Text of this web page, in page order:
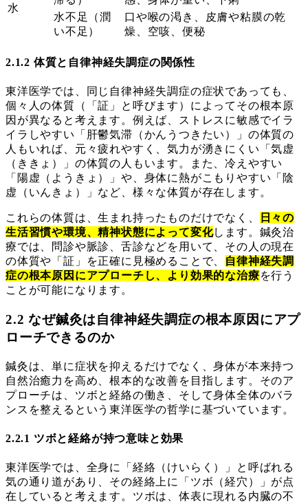
水
水不足（潤
い不足）
口や喉の渇き、皮膚や粘膜の乾
燥、空咳、便秘
2.1.2 体質と自律神経失調症の関係性
東洋医学では、同じ自律神経失調症の症状であっても、
個々人の体質（「証」と呼びます）によってその根本原
因が異なると考えます。例えば、ストレスに敏感でイラ
イラしやすい「肝鬱気滞（かんうつきたい）」の体質の
人もいれば、元々疲れやすく、気力が湧きにくい「気虚
（ききょ）」の体質の人もいます。また、冷えやすい
「陽虚（ようきょ）」や、身体に熱がこもりやすい「陰
虚（いんきょ）」など、様々な体質が存在します。
これらの体質は、生まれ持ったものだけでなく、
日々の
生活習慣や環境、精神状態によって変化します。鍼灸治
療では、問診や脈診、舌診などを用いて、その人の現在
の体質や「証」を正確に見極めることで、
自律神経失調
症の根本原因にアプローチし、より効果的な治療を行う
ことが可能になります。
2.2 なぜ鍼灸は自律神経失調症の根本原因にアプ
ローチできるのか
鍼灸は、単に症状を抑えるだけでなく、身体が本来持つ
自然治癒力を高め、根本的な改善を目指します。そのア
プローチは、ツボと経絡の働き、そして身体全体のバラ
ンスを整えるという東洋医学の哲学に基づいています。
2.2.1 ツボと経絡が持つ意味と効果
東洋医学では、全身に「経絡（けいらく）」と呼ばれる
気の通り道があり、その経絡上に「ツボ（経穴）」が点
在していると考えます。ツボは、体表に現れる内臓の不